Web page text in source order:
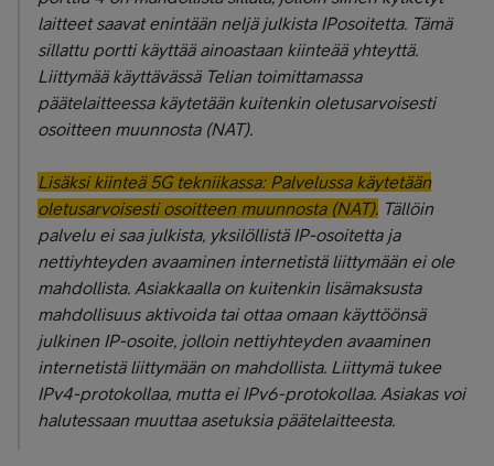
laitteet saavat enintään neljä julkista IPosoitetta. Tämä
sillattu portti käyttää ainoastaan kiinteää yhteyttä.
Liittymää käyttävässä Telian toimittamassa
päätelaitteessa käytetään kuitenkin oletusarvoisesti
osoitteen muunnosta (NAT).
Lisäksi kiinteä 5G tekniikassa: Palvelussa käytetään
oletusarvoisesti osoitteen muunnosta (NAT). Tällöin
palvelu ei saa julkista, yksilöllistä IP-osoitetta ja
nettiyhteyden avaaminen internetistä liittymään ei ole
mahdollista. Asiakkaalla on kuitenkin lisämaksusta
mahdollisuus aktivoida tai ottaa omaan käyttöönsä
julkinen IP-osoite, jolloin nettiyhteyden avaaminen
internetistä liittymään on mahdollista. Liittymä tukee
IPv4-protokollaa, mutta ei IPv6-protokollaa. Asiakas voi
halutessaan muuttaa asetuksia päätelaitteesta.